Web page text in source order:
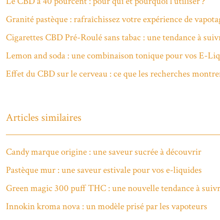
Granité pastèque : rafraîchissez votre expérience de
Cigarettes CBD Pré-Roulé sans tabac : une tendance à
Lemon and soda : une combinaison tonique pour vos E-
Effet du CBD sur le cerveau : ce que les recherches
Articles similaires
Candy marque origine : une saveur sucrée à découvrir
Pastèque mur : une saveur estivale pour vos e-liquides
Green magic 300 puff THC : une nouvelle tendance à
Innokin kroma nova : un modèle prisé par les vapoteurs